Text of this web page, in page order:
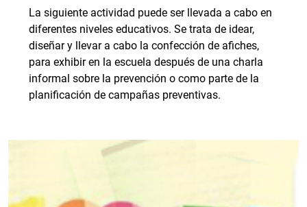
La siguiente actividad puede ser llevada a cabo en
diferentes niveles educativos. Se trata de idear,
diseñar y llevar a cabo la confección de afiches,
para exhibir en la escuela después de una charla
informal sobre la prevención o como parte de la
planificación de campañas preventivas.